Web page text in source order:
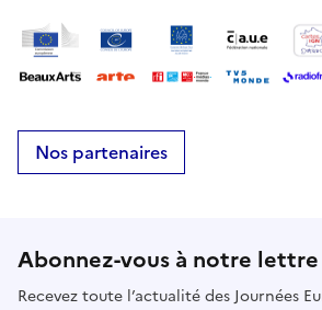
Nos partenaires
Abonnez-vous à notre
Recevez toute l’actualité des Journées